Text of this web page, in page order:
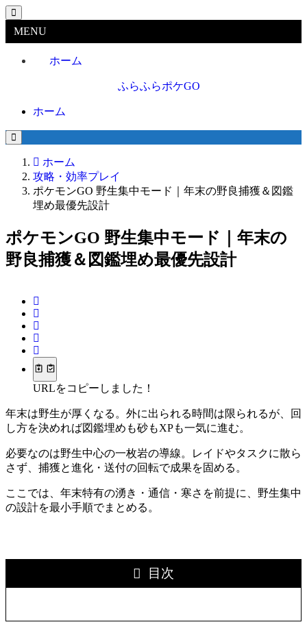
MENU
ホーム
ホーム
ホーム
攻略・効率プレイ
ポケモンGO 野生集中モード｜年末の野良捕獲＆図鑑
埋め最優先設計
ポケモンGO 野生集中モード｜年末の
野良捕獲＆図鑑埋め最優先設計
URLをコピーしました！
年末は野生が厚くなる。外に出られる時間は限られるが、回
し方を決めれば図鑑埋めも砂もXPも一気に進む。
必要なのは野生中心の一枚岩の導線。レイドやタスクに散ら
さず、捕獲と進化・送付の回転で成果を固める。
ここでは、年末特有の湧き・通信・寒さを前提に、野生集中
の設計を最小手順でまとめる。
目次